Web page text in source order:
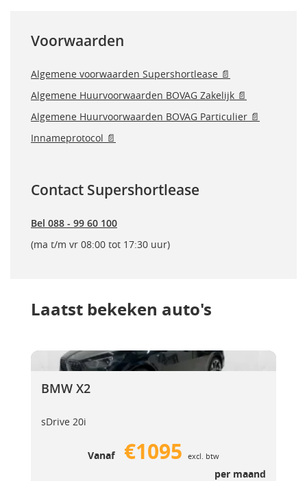
Voorwaarden
Algemene voorwaarden Supershortlease 📄
Algemene Huurvoorwaarden BOVAG Zakelijk 📄
Algemene Huurvoorwaarden BOVAG Particulier 📄
Innameprotocol 📄
Contact Supershortlease
Bel 088 - 99 60 100
(ma t/m vr 08:00 tot 17:30 uur)
Laatst bekeken auto's
BMW X2
BMW X2
BMW X2
sDrive 20i
Vanaf €1095 excl. btw
per maand